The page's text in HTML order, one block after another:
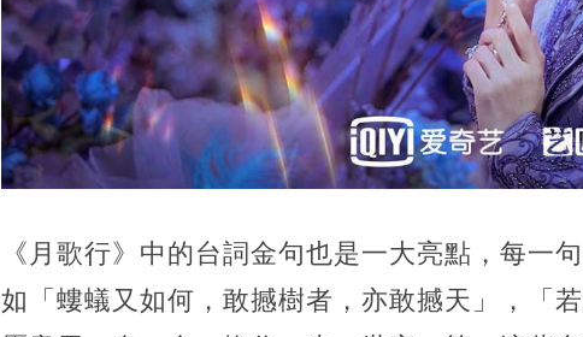
《月歌行》中的台詞金句也是一大亮點，每一
如「螻蟻又如何，敢撼樹者，亦敢撼天」，「